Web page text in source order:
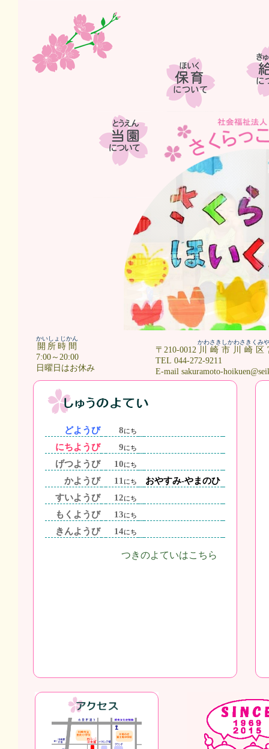
開所時間
かいしょじかん
7:00～20:00
日曜日はお休み
〒210-0012 川崎市川崎区
かわさきしかわさきくみ
TEL 044-272-9211
E-mail sakuramoto-
どようび 8にち
にちようび 9にち
げつようび 10にち
かようび 11 にち
おやすみ-やまのひ
すいようび
12にち
もくようび 13にち
きんようび 14にち
つきのよていはこちら